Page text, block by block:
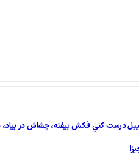
تيبل درست كني فكش بيفته، چشاش در